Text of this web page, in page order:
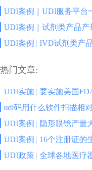
UDI案例｜UDI服务平台
UDI案例｜试剂类产品产
UDI案例 | IVD试剂类产
热门文章:
UDI实施 | 要实施美国
udi码用什么软件扫描相
UDI案例 | 隐形眼镜产量
UDI案例 | 16个注册证的
UDI政策 | 全球各地医疗